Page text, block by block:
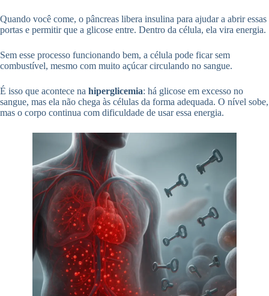
Quando você come, o pâncreas libera insulina para ajudar a abrir essas
portas e permitir que a glicose entre. Dentro da célula, ela vira energia.
Sem esse processo funcionando bem, a célula pode ficar sem
combustível, mesmo com muito açúcar circulando no sangue.
É isso que acontece na hiperglicemia: há glicose em excesso no
sangue, mas ela não chega às células da forma adequada. O nível sobe,
mas o corpo continua com dificuldade de usar essa energia.